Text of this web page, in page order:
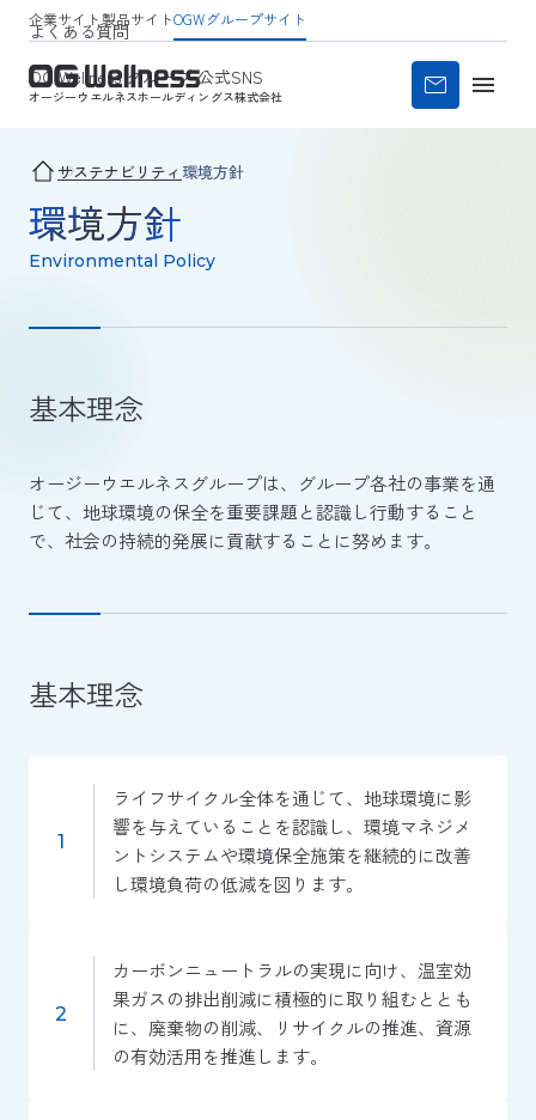
企業サイト製品サイトOGWグループサイト
オージーウエルネスホールディングス株式会社
よくある質問
OG Wellness グループ 公式SNS
サステナビリティ 環境方針
環境方針
Environmental Policy
基本理念
オージーウエルネスグループは、グループ各社の事業を通
じて、地球環境の保全を重要課題と認識し行動すること
で、社会の持続的発展に貢献することに努めます。
基本理念
ライフサイクル全体を通じて、地球環境に影
響を与えていることを認識し、環境マネジメ
ントシステムや環境保全施策を継続的に改善
し環境負荷の低減を図ります。
カーボンニュートラルの実現に向け、温室効
果ガスの排出削減に積極的に取り組むととも
に、廃棄物の削減、リサイクルの推進、資源
の有効活用を推進します。